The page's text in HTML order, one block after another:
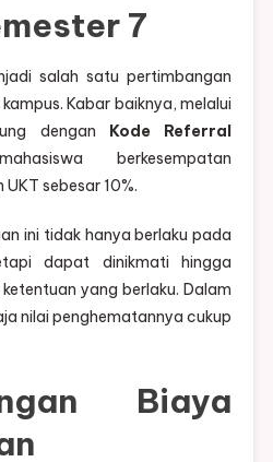
7
salah satu pertimbangan
Kabar baiknya, melalui
dengan Kode Referral
berkesempatan
sebesar 10%.
ini tidak hanya berlaku pada
dapat dinikmati hingga
yang berlaku. Dalam
nilai penghematannya cukup
Biaya